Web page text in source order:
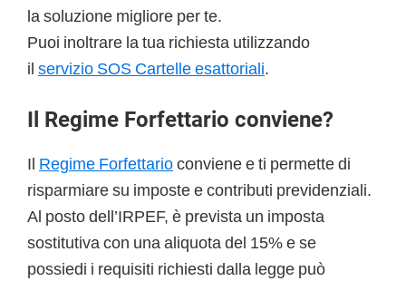
la soluzione migliore per te.
Puoi inoltrare la tua richiesta utilizzando
il servizio SOS Cartelle esattoriali.
Il Regime Forfettario conviene?
Il Regime Forfettarioconviene e ti permette di
risparmiare su imposte e contributi previdenziali.
Al posto dell’IRPEF, è prevista un imposta
sostitutiva con una aliquota del 15% e se
possiedi i requisiti richiesti dalla legge può